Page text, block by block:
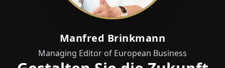
Manfred Brinkmann
Managing Editor of European Business